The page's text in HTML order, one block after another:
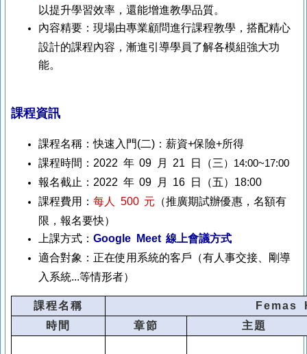
以提升學習效率，還能增進教學品質。
內容精要：現場由專業顧問進行課程教學，搭配精心
設計的課程內容，漸進引導學員了解各模組強大功
能。
課程資訊
課程名稱：快速入門(二)：薪資+保險+所得
課程時間：2022 年 09 月 21 日（三）14:00~17:00
報名截止：2022 年 09 月 16 日（五）18:00
課程費用： 每人 500 元 （推廣期試辦優惠，名額有
限，報名要快）
上課方式： Google Meet 線上會議方式
適合對象：正在使用系統的客戶（有人事交接、剛導
入系統...等情形者）
課程名稱
Femas
時間
章節 主題